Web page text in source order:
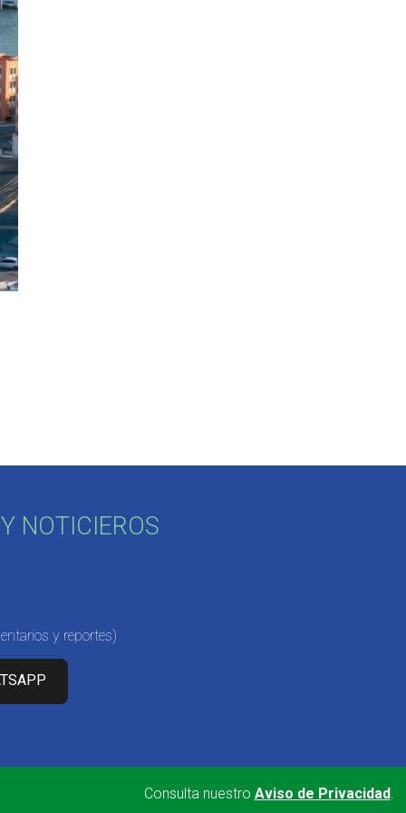
NOTICIEROS
y reportes)
Consulta nuestro Aviso de Privacidad.